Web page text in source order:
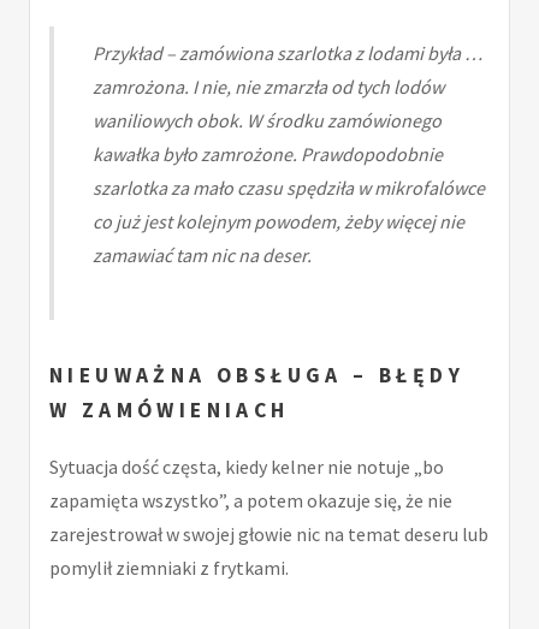
Przykład – zamówiona szarlotka z lodami była …
zamrożona. I nie, nie zmarzła od tych lodów
waniliowych obok. W środku zamówionego
kawałka było zamrożone. Prawdopodobnie
szarlotka za mało czasu spędziła w mikrofalówce
co już jest kolejnym powodem, żeby więcej nie
zamawiać tam nic na deser.
NIEUWAŻNA OBSŁUGA – BŁĘDY
W ZAMÓWIENIACH
Sytuacja dość częsta, kiedy kelner nie notuje „bo
zapamięta wszystko”, a potem okazuje się, że nie
zarejestrował w swojej głowie nic na temat deseru lub
pomylił ziemniaki z frytkami.